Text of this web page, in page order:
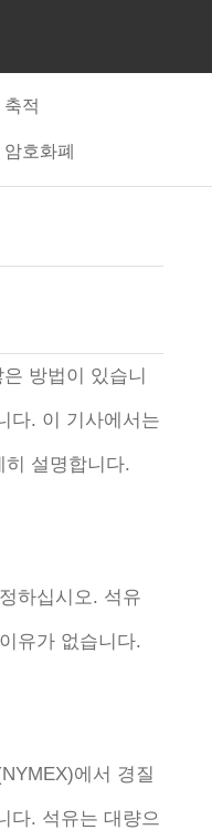
축적
암호화폐
방법이 있습니
다. 이 기사에서는
설명합니다.
하십시오. 석유
유가 없습니다.
에서 경질
다. 석유는 대량으